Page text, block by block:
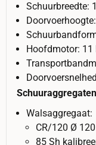
Schuurbreedte:
Hoofdmotor: 11
Walsaggregaat:
CR/120 Ø
85 Sh